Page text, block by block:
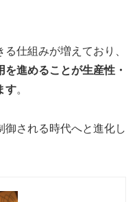
仕組みが増えており、
進めることが生産性・
す。
御される時代へと進化し